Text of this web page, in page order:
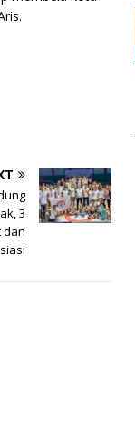
3
dan